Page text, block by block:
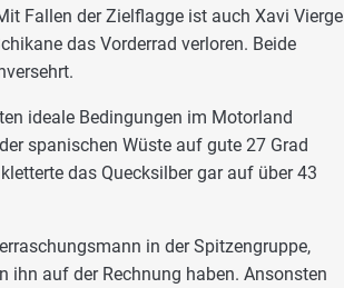
Fallen der Zielflagge ist auch Xavi Vierge
das Vorderrad verloren. Beide
ideale Bedingungen im Motorland
spanischen Wüste auf gute 27 Grad
das Quecksilber gar auf über 43
in der Spitzengruppe,
auf der Rechnung haben. Ansonsten